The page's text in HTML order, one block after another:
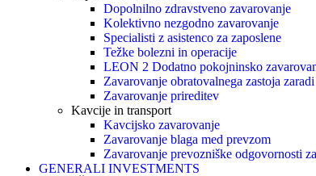
Dopolnilno zdravstveno zavarovanje
Kolektivno nezgodno zavarovanje
Specialisti z asistenco za zaposlene
Težke bolezni in operacije
LEON 2 Dodatno pokojninsko
Zavarovanje obratovalnega zastoja
Zavarovanje prireditev
Kavcije in transport
Kavcijsko zavarovanje
Zavarovanje blaga med prevzom
Zavarovanje prevozniške odgovornosti
GENERALI INVESTMENTS